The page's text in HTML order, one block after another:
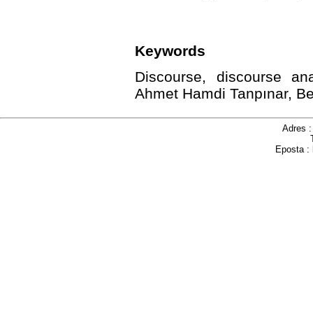
Keywords
Discourse, discourse
Ahmet Hamdi Tanpınar,
Adres
Eposta :